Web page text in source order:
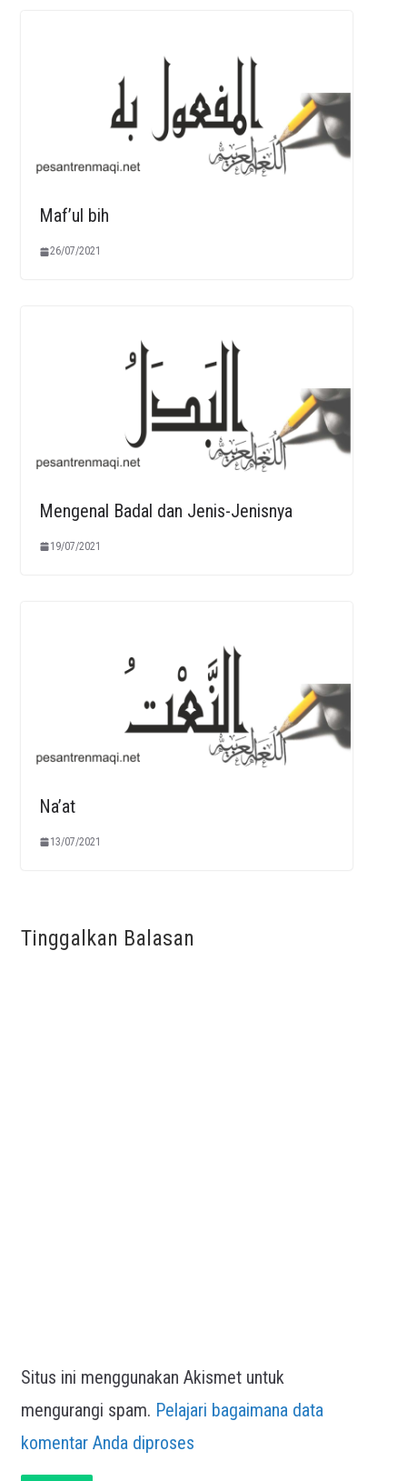
Maf’ul bih
26/07/2021
Mengenal Badal dan Jenis-Jenisnya
19/07/2021
Na’at
13/07/2021
Tinggalkan Balasan
Situs ini menggunakan Akismet untuk
mengurangi spam. Pelajari bagaimana data
komentar Anda diproses